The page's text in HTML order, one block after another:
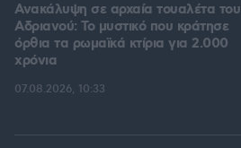
Ανακάλυψη σε αρχαία τουαλέτα του
Αδριανού: Το μυστικό που κράτησε
όρθια τα ρωμαϊκά κτίρια για 2.000
χρόνια
07.08.2026, 10:33